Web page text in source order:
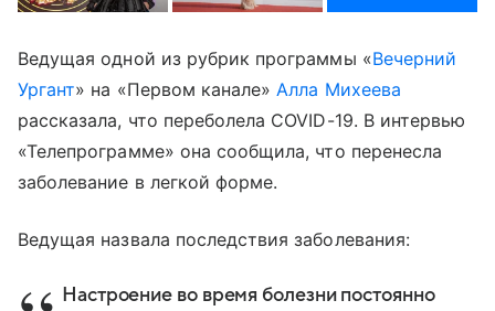
Ведущая одной из рубрик программы «Вечерний
Ургант» на «Первом канале» Алла Михеева
рассказала, что переболела COVID-19. В интервью
«Телепрограмме» она сообщила, что перенесла
заболевание в легкой форме.
Ведущая назвала последствия заболевания:
Настроение во время болезни постоянно